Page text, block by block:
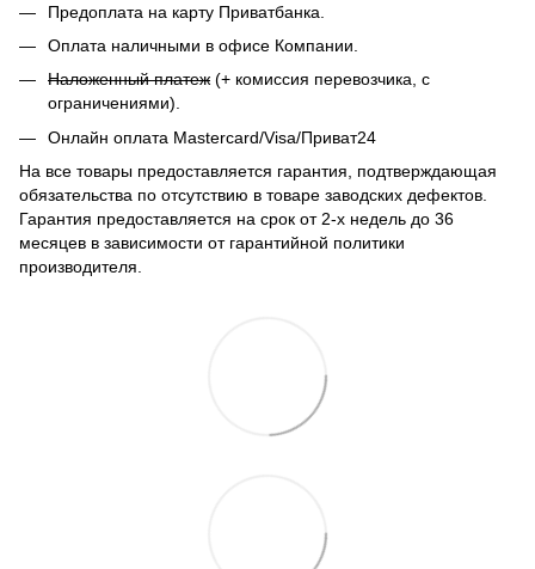
Предоплата на карту Приватбанка.
Оплата наличными в офисе Компании.
Наложенный платеж (+ комиссия перевозчика, с
ограничениями).
Онлайн оплата Mastercard/Visa/Приват24
На все товары предоставляется гарантия, подтверждающая
обязательства по отсутствию в товаре заводских дефектов.
Гарантия предоставляется на срок от 2-х недель до 36
месяцев в зависимости от гарантийной политики
производителя.